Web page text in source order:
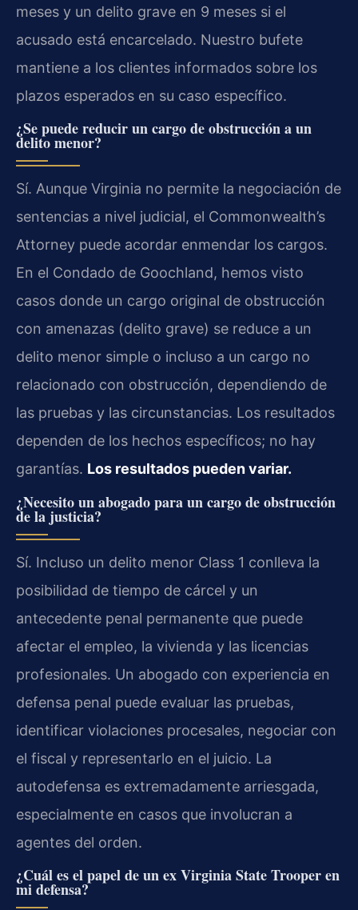
meses y un delito grave en 9 meses si el
acusado está encarcelado. Nuestro bufete
mantiene a los clientes informados sobre los
plazos esperados en su caso específico.
¿Se puede reducir un cargo de obstrucción a un
delito menor?
Sí. Aunque Virginia no permite la negociación de
sentencias a nivel judicial, el Commonwealth’s
Attorney puede acordar enmendar los cargos.
En el Condado de Goochland, hemos visto
casos donde un cargo original de obstrucción
con amenazas (delito grave) se reduce a un
delito menor simple o incluso a un cargo no
relacionado con obstrucción, dependiendo de
las pruebas y las circunstancias. Los resultados
dependen de los hechos específicos; no hay
garantías. Los resultados pueden variar.
¿Necesito un abogado para un cargo de obstrucción
de la justicia?
Sí. Incluso un delito menor Class 1 conlleva la
posibilidad de tiempo de cárcel y un
antecedente penal permanente que puede
afectar el empleo, la vivienda y las licencias
profesionales. Un abogado con experiencia en
defensa penal puede evaluar las pruebas,
identificar violaciones procesales, negociar con
el fiscal y representarlo en el juicio. La
autodefensa es extremadamente arriesgada,
especialmente en casos que involucran a
agentes del orden.
¿Cuál es el papel de un exVirginia State Trooperen
mi defensa?